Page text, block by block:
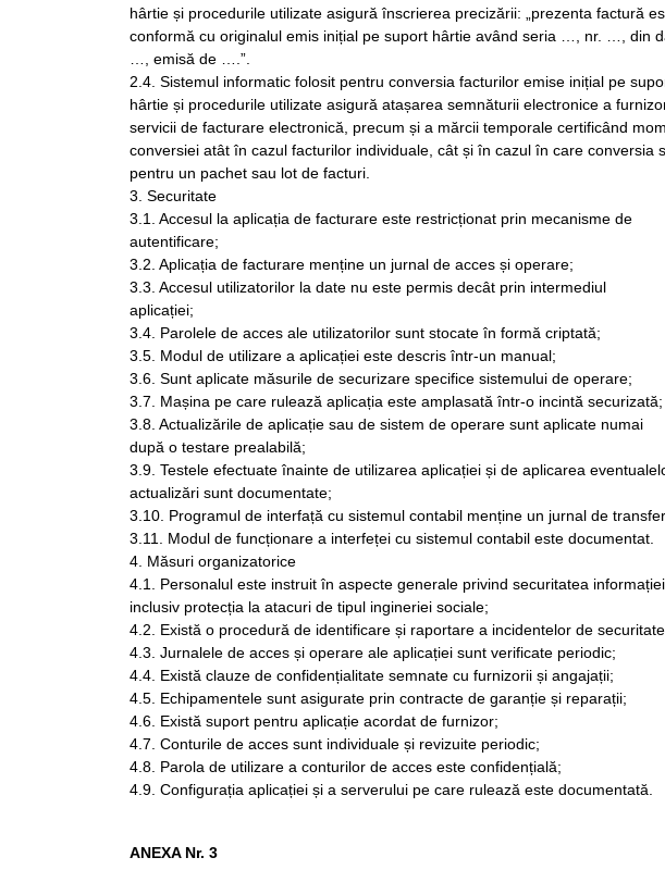
hârtie și procedurile utilizate asigură înscrierea precizării: „prezenta factură
conformă cu originalul emis inițial pe suport hârtie având seria …, nr. …, din
…, emisă de ….”.
2.4. Sistemul informatic folosit pentru conversia facturilor emise inițial pe
hârtie și procedurile utilizate asigură atașarea semnăturii electronice a
servicii de facturare electronică, precum și a mărcii temporale certificând
conversiei atât în cazul facturilor individuale, cât și în cazul în care conversia
pentru un pachet sau lot de facturi.
3. Securitate
3.1. Accesul la aplicația de facturare este restricționat prin mecanisme de
autentificare;
3.2. Aplicația de facturare menține un jurnal de acces și operare;
3.3. Accesul utilizatorilor la date nu este permis decât prin intermediul
aplicației;
3.4. Parolele de acces ale utilizatorilor sunt stocate în formă criptată;
3.5. Modul de utilizare a aplicației este descris într-un manual;
3.6. Sunt aplicate măsurile de securizare specifice sistemului de operare;
3.7. Mașina pe care rulează aplicația este amplasată într-o incintă securizată;
3.8. Actualizările de aplicație sau de sistem de operare sunt aplicate numai
după o testare prealabilă;
3.9. Testele efectuate înainte de utilizarea aplicației și de aplicarea
actualizări sunt documentate;
3.10. Programul de interfață cu sistemul contabil menține un jurnal de
3.11. Modul de funcționare a interfeței cu sistemul contabil este documentat.
4. Măsuri organizatorice
4.1. Personalul este instruit în aspecte generale privind securitatea informației,
inclusiv protecția la atacuri de tipul ingineriei sociale;
4.2. Există o procedură de identificare și raportare a incidentelor de
4.3. Jurnalele de acces și operare ale aplicației sunt verificate periodic;
4.4. Există clauze de confidențialitate semnate cu furnizorii și angajații;
4.5. Echipamentele sunt asigurate prin contracte de garanție și reparații;
4.6. Există suport pentru aplicație acordat de furnizor;
4.7. Conturile de acces sunt individuale și revizuite periodic;
4.8. Parola de utilizare a conturilor de acces este confidențială;
4.9. Configurația aplicației și a serverului pe care rulează este documentată.
ANEXA Nr. 3